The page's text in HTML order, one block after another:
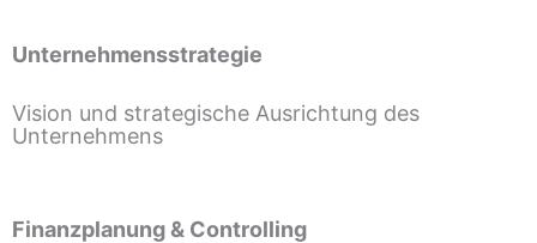
Unternehmensstrategie
Vision und strategische Ausrichtung des
Unternehmens
Finanzplanung & Controlling